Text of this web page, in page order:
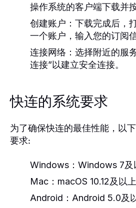
操作系统的客户端下载并
创建账户： 下载完成后，
一个账户，输入您的订阅信
连接网络： 选择附近的服
连接”以建立安全连接。
快连的系统要求
为了确保快连的最佳性能，以
要求:
Windows： Windows 7及
Mac： macOS 10.12及以上
Android： Android 5.0及